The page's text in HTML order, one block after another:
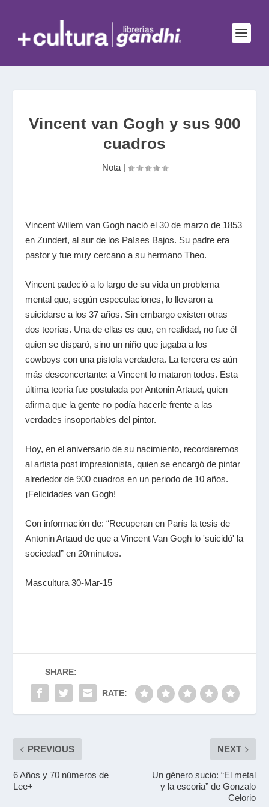
Vincent van Gogh y sus 900
cuadros
Nota|
Vincent Willem van Gogh nació el 30 de marzo de 1853
en Zundert, al sur de los Países Bajos. Su padre era
pastor y fue muy cercano a su hermano Theo.
Vincent padeció a lo largo de su vida un problema
mental que, según especulaciones, lo llevaron a
suicidarse a los 37 años. Sin embargo existen otras
dos teorías. Una de ellas es que, en realidad, no fue él
quien se disparó, sino un niño que jugaba a los
cowboys con una pistola verdadera. La tercera es aún
más desconcertante: a Vincent lo mataron todos. Esta
última teoría fue postulada por Antonin Artaud, quien
afirma que la gente no podía hacerle frente a las
verdades insoportables del pintor.
Hoy, en el aniversario de su nacimiento, recordaremos
al artista post impresionista, quien se encargó de pintar
alrededor de 900 cuadros en un periodo de 10 años.
¡Felicidades van Gogh!
Con información de: “Recuperan en París la tesis de
Antonin Artaud de que a Vincent Van Gogh lo 'suicidó' la
sociedad” en 20minutos.
Mascultura 30-Mar-15
SHARE:
RATE:
PREVIOUS
6 Años y 70 números de
Lee+
NEXT
Un género sucio: “El metal
y la escoria” de Gonzalo
Celorio